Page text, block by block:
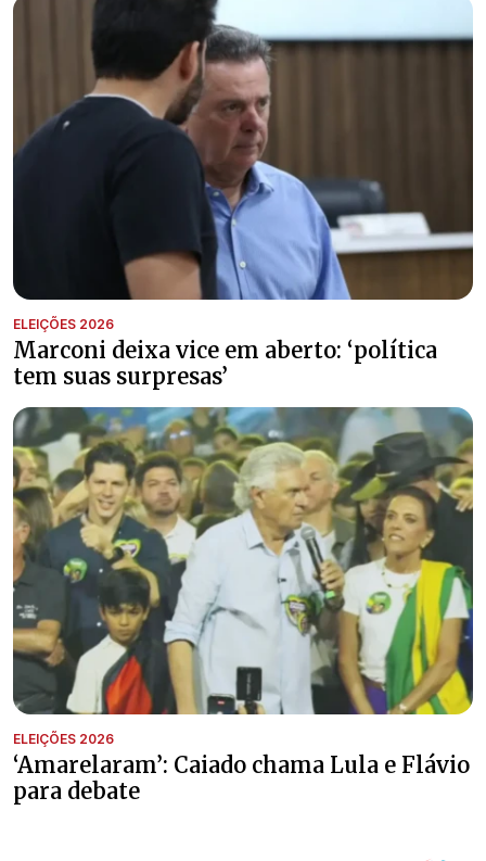
ELEIÇÕES 2026
Marconi deixa vice em aberto: ‘política
tem suas surpresas’
ELEIÇÕES 2026
‘Amarelaram’: Caiado chama Lula e Flávio
para debate